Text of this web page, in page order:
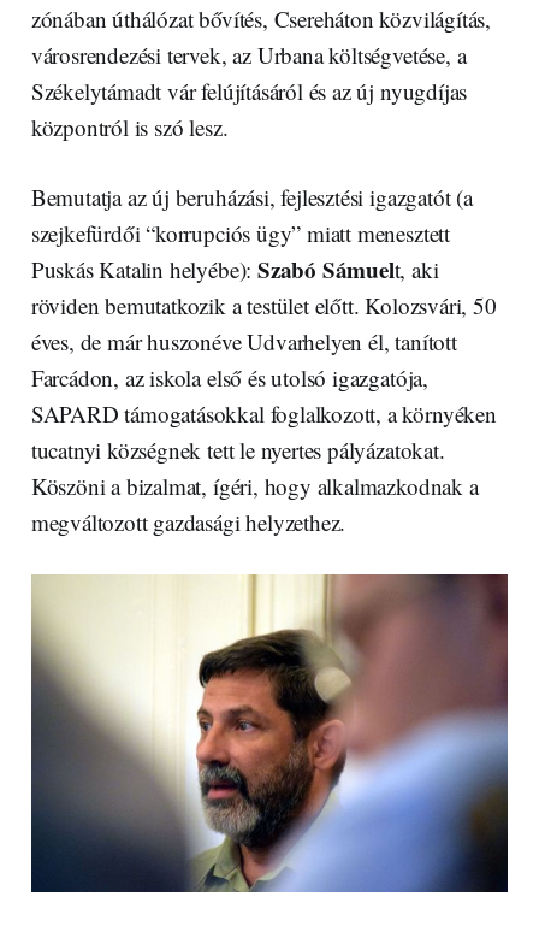
zónában úthálózat bővítés, Csereháton közvilágítás,
városrendezési tervek, az Urbana költségvetése, a
Székelytámadt vár felújításáról és az új nyugdíjas
központról is szó lesz.
Bemutatja az új beruházási, fejlesztési igazgatót (a
szejkefürdői “korrupciós ügy” miatt menesztett
Puskás Katalin helyébe): Szabó Sámuelt, aki
röviden bemutatkozik a testület előtt. Kolozsvári, 50
éves, de már huszonéve Udvarhelyen él, tanított
Farcádon, az iskola első és utolsó igazgatója,
SAPARD támogatásokkal foglalkozott, a környéken
tucatnyi községnek tett le nyertes pályázatokat.
Köszöni a bizalmat, ígéri, hogy alkalmazkodnak a
megváltozott gazdasági helyzethez.